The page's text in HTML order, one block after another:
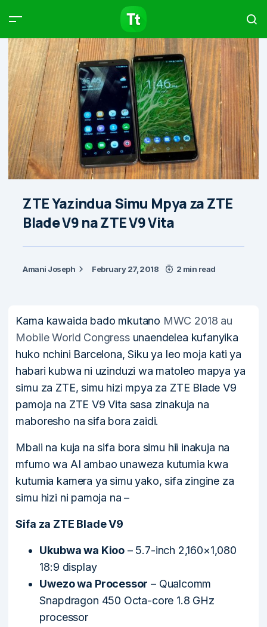
ZTE Yazindua Simu Mpya za ZTE
Blade V9 na ZTE V9 Vita
Amani Joseph February 27, 2018 2 min read
Kama kawaida bado mkutano MWC 2018 au
Mobile World Congressunaendelea kufanyika
huko nchini Barcelona, Siku ya leo moja kati ya
habari kubwa ni uzinduzi wa matoleo mapya ya
simu za ZTE, simu hizi mpya za ZTE Blade V9
pamoja na ZTE V9 Vita sasa zinakuja na
maboresho na sifa bora zaidi.
Mbali na kuja na sifa bora simu hii inakuja na
mfumo wa AI ambao unaweza kutumia kwa
kutumia kamera ya simu yako, sifa zingine za
simu hizi ni pamoja na –
Sifa za ZTE Blade V9
Ukubwa wa Kioo– 5.7-inch 2,160×1,080
18:9 display
Uwezo wa Processor – Qualcomm
Snapdragon 450 Octa-core 1.8 GHz
processor
Products Articles
Type to start searching…